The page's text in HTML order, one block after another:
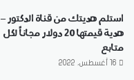
استلم هديتك من قناة الدكتور –
هدية قيمتها 20 دولار مجاناً لكل
متابع
16 أغسطس، 2022